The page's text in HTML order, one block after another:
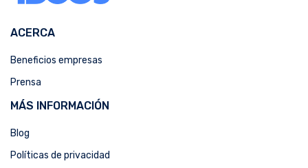
ACERCA
Beneficios empresas
Prensa
MÁS INFORMACIÓN
Blog
Políticas de privacidad